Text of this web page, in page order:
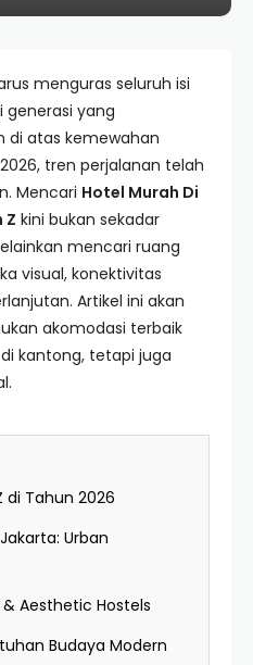
menguras seluruh isi
yang
di atas kemewahan
tren perjalanan telah
Mencari Hotel Murah Di
Z kini bukan sekadar
mencari ruang
visual, konektivitas
Artikel ini akan
akomodasi terbaik
kantong, tetapi juga
di Tahun 2026
Urban
Aesthetic Hostels
Budaya Modern